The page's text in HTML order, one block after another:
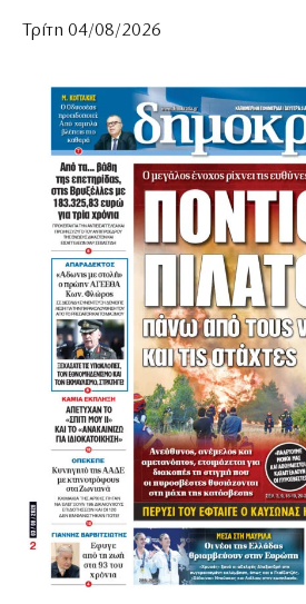
Τρίτη 04/08/2026